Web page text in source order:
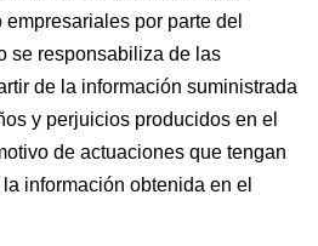
por parte del
se responsabiliza de las
de la información suministrada
y perjuicios producidos en el
de actuaciones que tengan
información obtenida en el